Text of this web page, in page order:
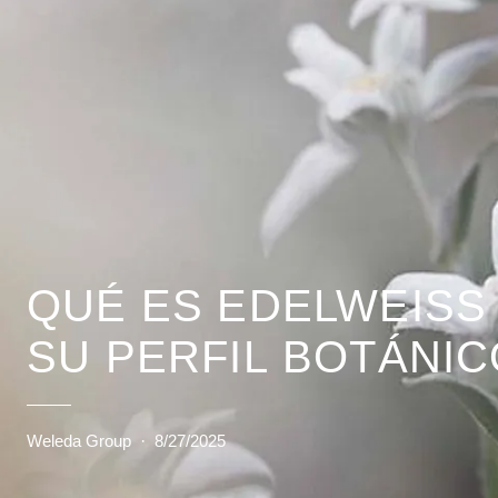
QUÉ ES EDELWEISS
SU PERFIL
Weleda Group · 8/27/2025